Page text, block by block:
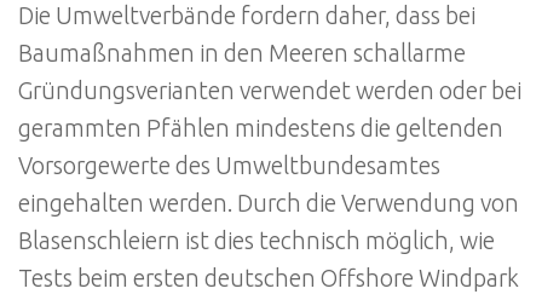
Die Umweltverbände fordern daher, dass bei
Baumaßnahmen in den Meeren schallarme
Gründungsverianten verwendet werden oder bei
gerammten Pfählen mindestens die geltenden
Vorsorgewerte des Umweltbundesamtes
eingehalten werden. Durch die Verwendung von
Blasenschleiern ist dies technisch möglich, wie
Tests beim ersten deutschen Offshore Windpark